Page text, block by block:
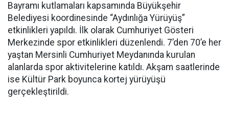
Bayramı kutlamaları kapsamında Büyükşehir
Belediyesi koordinesinde “Aydınlığa Yürüyüş”
etkinlikleri yapıldı. İlk olarak Cumhuriyet Gösteri
Merkezinde spor etkinlikleri düzenlendi. 7’den 70’e her
yaştan Mersinli Cumhuriyet Meydanında kurulan
alanlarda spor aktivitelerine katıldı. Akşam saatlerinde
ise Kültür Park boyunca kortej yürüyüşü
gerçekleştirildi.